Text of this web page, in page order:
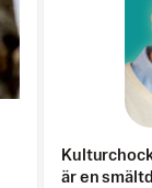
är en